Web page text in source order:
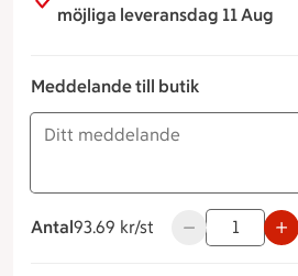
möjliga leveransdag 11 Aug
Meddelande till butik
Antal
93.69 kronor styck
93.69 kr/st Använd